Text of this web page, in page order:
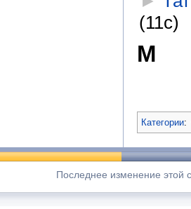
(11с)
М
Категории:
Последнее изменение этой